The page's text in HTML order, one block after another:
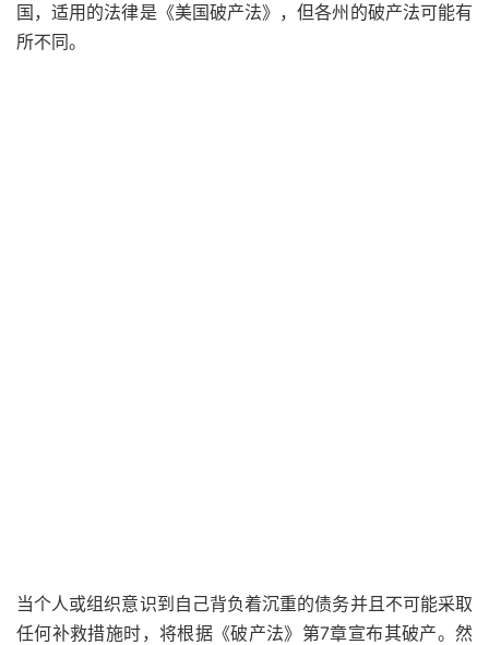
国，适用的法律是《美国破产法》，但各州的破产法可能有
所不同。
当个人或组织意识到自己背负着沉重的债务并且不可能采取
任何补救措施时，将根据《破产法》第7章宣布其破产。然